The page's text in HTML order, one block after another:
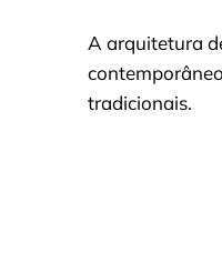
A arquitetura
tradicionais.